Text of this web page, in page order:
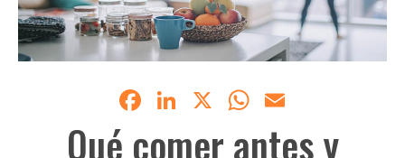
Facebook
LinkedIn
X WhatsApp
Qué comer antes y